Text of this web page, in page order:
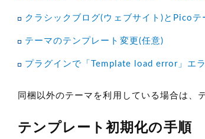
クラシックブログ(ウェブサイト)とPico
テーマのテンプレート変更(任意)
プラグインで「Template load error」エ
同梱以外のテーマを利用している場合は、
テンプレート初期化の手順